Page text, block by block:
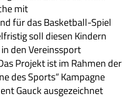
mit
für das Basketball-Spiel
soll diesen Kindern
den Vereinssport
Projekt ist im Rahmen der
des Sports“ Kampagne
Gauck ausgezeichnet